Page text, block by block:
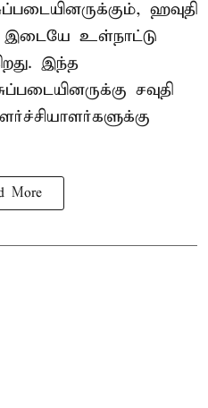
ஹவுதி
இடையே உள்நாட்டு
இந்த
சவுதி
More